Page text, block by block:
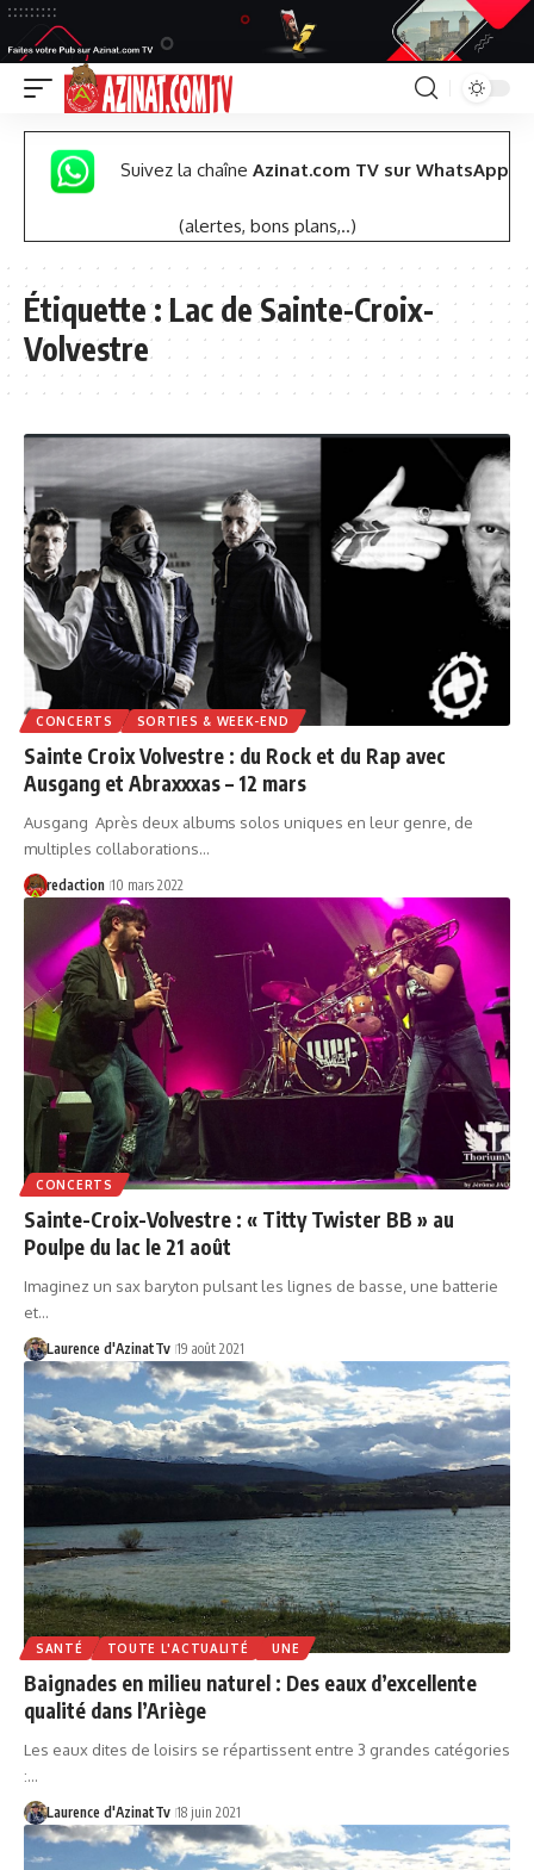
Suivez la chaîne Azinat.com TV sur WhatsApp
(alertes, bons plans,..)
Étiquette :Lac de Sainte-Croix-
Volvestre
CONCERTS SORTIES & WEEK-END
Sainte Croix Volvestre : du Rock et du Rap avec
Ausgang et Abraxxxas – 12 mars
Ausgang Après deux albums solos uniques en leur genre, de
multiples collaborations…
redaction 10 mars 2022
CONCERTS
Sainte-Croix-Volvestre : « Titty Twister BB » au
Poulpe du lac le 21 août
Imaginez un sax baryton pulsant les lignes de basse, une batterie
et…
Laurence d'AzinatTv 19 août 2021
SANTÉ TOUTE L'ACTUALITÉ UNE
Baignades en milieu naturel : Des eaux d’excellente
qualité dans l’Ariège
Les eaux dites de loisirs se répartissent entre 3 grandes catégories
:…
Laurence d'AzinatTv 18 juin 2021